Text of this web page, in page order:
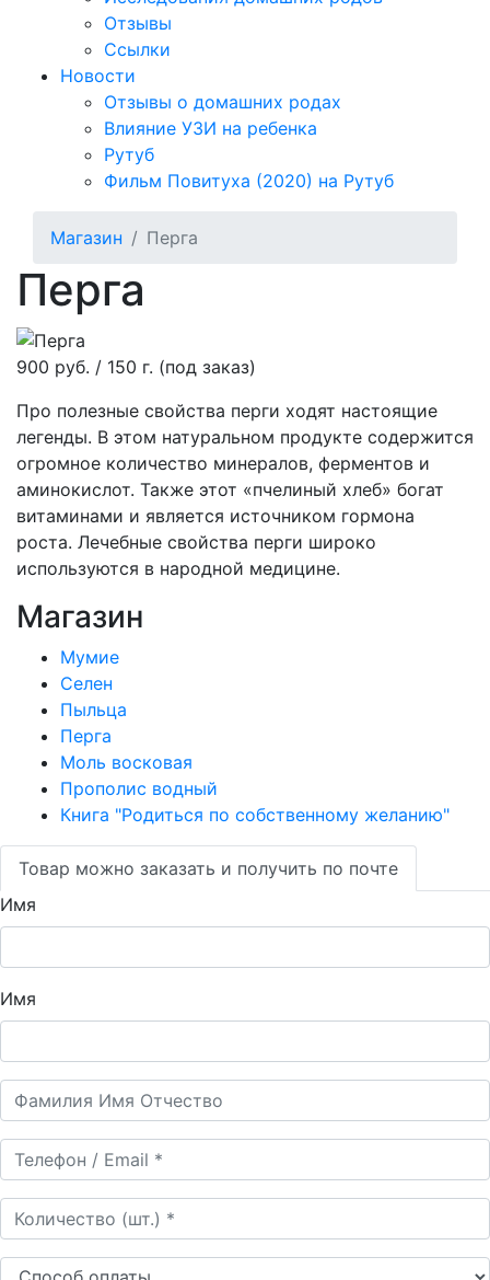
Отзывы
Ссылки
Новости
Отзывы о домашних родах
Влияние УЗИ на ребенка
Рутуб
Фильм Повитуха (2020) на Рутуб
Магазин Перга
Перга
900 руб. / 150 г. (под заказ)
Про полезные свойства перги ходят настоящие
легенды. В этом натуральном продукте содержится
огромное количество минералов, ферментов и
аминокислот. Также этот «пчелиный хлеб» богат
витаминами и является источником гормона
роста. Лечебные свойства перги широко
используются в народной медицине.
Магазин
Мумие
Селен
Пыльца
Перга
Моль восковая
Прополис водный
Книга "Родиться по собственному желанию"
Товар можно заказать и получить по почте
Имя
Имя